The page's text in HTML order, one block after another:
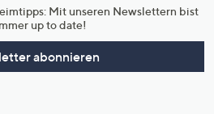
Mit unseren Newslettern bist
up to date!
abonnieren